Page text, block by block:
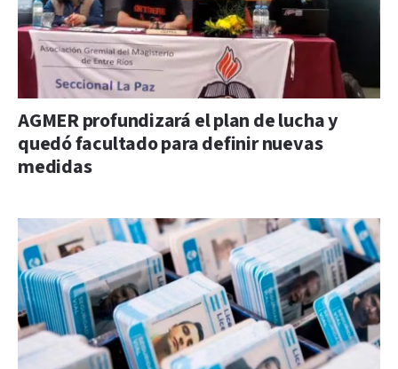
AGMER profundizará el plan de lucha y
quedó facultado para definir nuevas
medidas